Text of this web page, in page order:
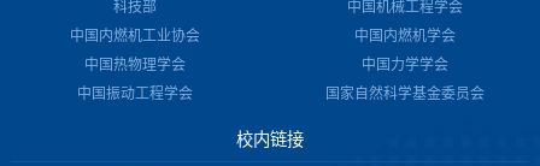
科技部
中国机械工程学会
中国内燃机工业协会
中国内燃机学会
中国热物理学会
中国力学学会
中国振动工程学会
国家自然科学基金委员会
校内链接